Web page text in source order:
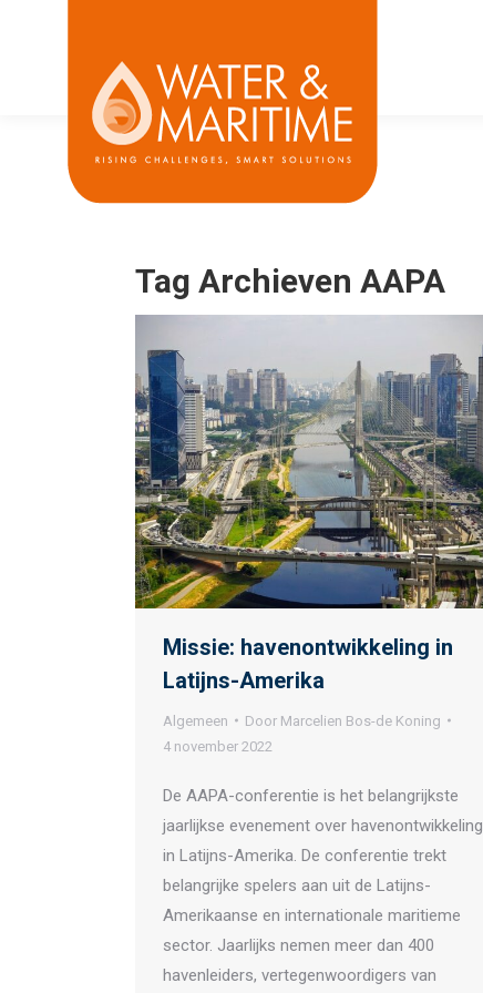
Tag Archieven AAPA
Missie: havenontwikkeling in
Latijns-Amerika
Algemeen Door Marcelien Bos-de Koning
4 november 2022
De AAPA-conferentie is het belangrijkste
jaarlijkse evenement over havenontwikkeling
in Latijns-Amerika. De conferentie trekt
belangrijke spelers aan uit de Latijns-
Amerikaanse en internationale maritieme
sector. Jaarlijks nemen meer dan 400
havenleiders, vertegenwoordigers van